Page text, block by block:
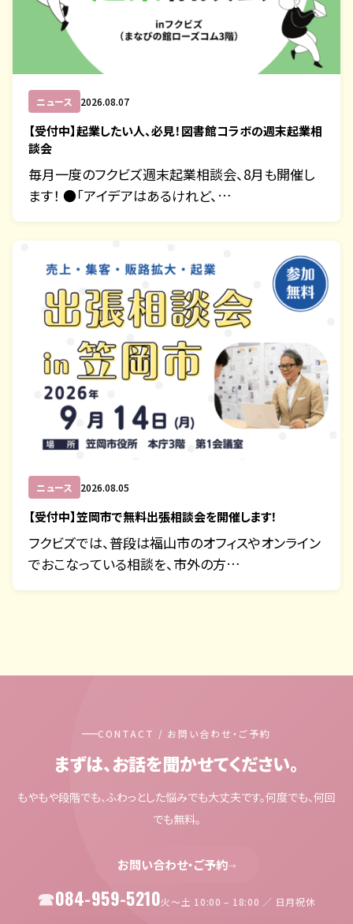
ニュース 2026.08.07
【受付中】起業したい人、必見！図書館コラボの週末起業相
談会
毎月一度のフクビズ週末起業相談会、8月も開催し
ます！ ●「アイデアはあるけれど、…
ニュース 2026.08.05
【受付中】笠岡市で無料出張相談会を開催します！
フクビズでは、普段は福山市のオフィスやオンライン
でおこなっている相談を、市外の方…
CONTACT / お問い合わせ・ご予約
まずは、お話を聞かせてください。
もやもや段階でも、ふわっとした悩みでも大丈夫です。何度でも、何回
でも無料。
お問い合わせ・ご予約→
084-959-5210火〜土 10:00 – 18:00 ／ 日月祝休